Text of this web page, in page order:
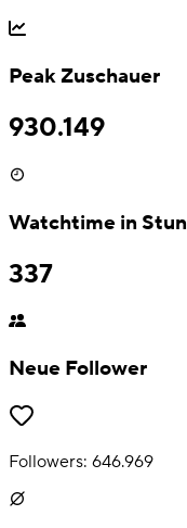
Peak Zuschauer
930.149
Watchtime in
337
Neue Follower
Followers: 646.969